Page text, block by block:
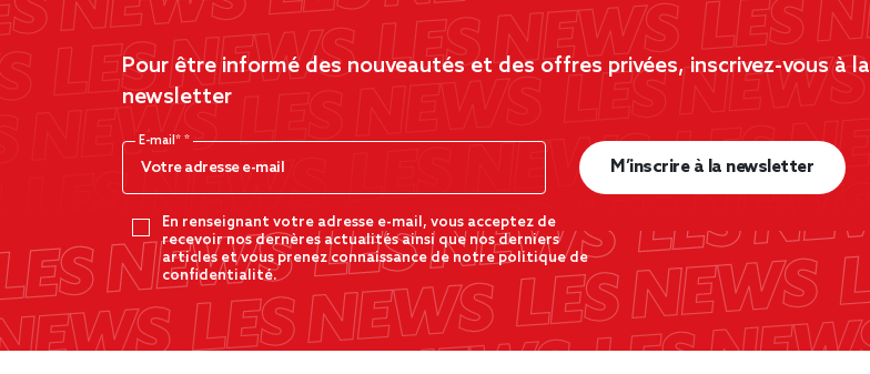
Pour être informé des nouveautés et des offres privées, inscrivez-vous à la
newsletter
E-mail*
En renseignant votre adresse e-mail, vous acceptez de
recevoir nos dernères actualités ainsi que nos derniers
articles et vous prenez connaissance de notre politique de
confidentialité.
M’inscrire à la newsletter